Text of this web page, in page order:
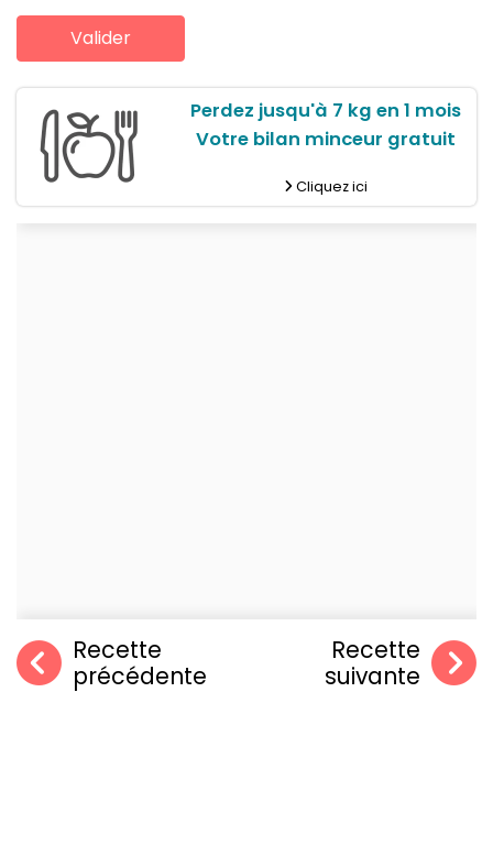
Perdez jusqu'à 7 kg en 1 mois
Votre bilan minceur gratuit
Cliquez ici
Recette
précédente
Recette
suivante